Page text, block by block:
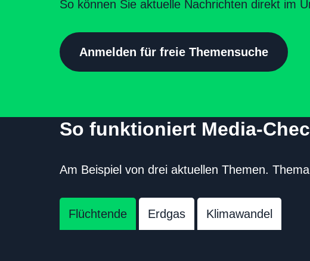
So können Sie aktuelle Nachrichten direkt im
Anmelden für freie Themensuche
So funktioniert Media-
Am Beispiel von drei aktuellen Themen.
Flüchtende Erdgas Klimawandel